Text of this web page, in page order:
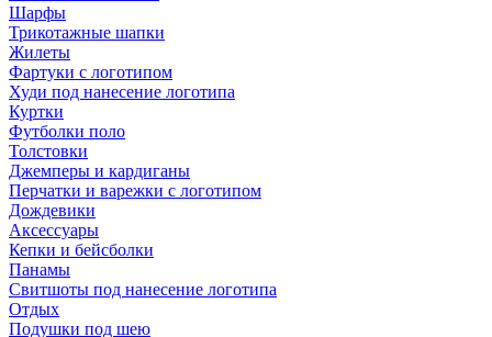
Шарфы
Трикотажные шапки
Жилеты
Фартуки с логотипом
Худи под нанесение логотипа
Куртки
Футболки поло
Толстовки
Джемперы и кардиганы
Перчатки и варежки с логотипом
Дождевики
Аксессуары
Кепки и бейсболки
Панамы
Свитшоты под нанесение логотипа
Отдых
Подушки под шею